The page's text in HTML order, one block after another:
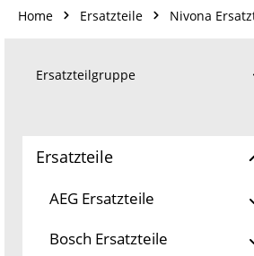
Home Ersatzteile Nivona
Ersatzteilgruppe
Ersatzteile
AEG Ersatzteile
Bosch Ersatzteile